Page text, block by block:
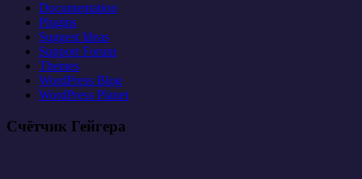
Documentation
Plugins
Suggest Ideas
Support Forum
Themes
WordPress Blog
WordPress Planet
Счётчик Гейгера